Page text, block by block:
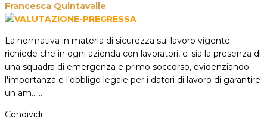
Francesca Quintavalle
La normativa in materia di sicurezza sul lavoro vigente
richiede che in ogni azienda con lavoratori, ci sia la presenza di
una squadra di emergenza e primo soccorso, evidenziando
l'importanza e l'obbligo legale per i datori di lavoro di garantire
un am...…
Condividi